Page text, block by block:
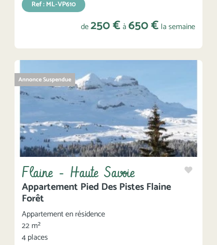
Ref : ML-VP610
de250 €à650 € la semaine
Annonce Suspendue
Flaine - Haute Savoie
Appartement Pied Des Pistes Flaine
Forêt
Appartement en résidence
22 m²
4 places